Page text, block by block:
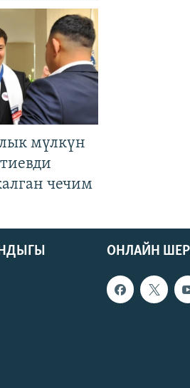
мүлкүн
чечим
ОНЛАЙН